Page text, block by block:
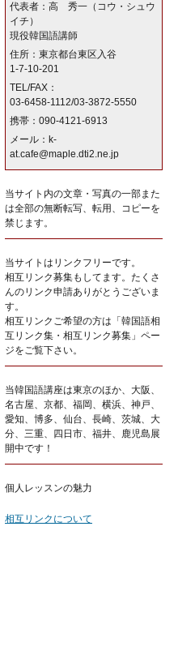
代表者：高 秀一（コウ・シュウ
イチ）
現役韓国語講師
住所：東京都台東区入谷
1-7-10-201
TEL/FAX：
03-6458-1112/03-3872-5550
携帯：090-4121-6913
メール：k-
at.cafe@maple.dti2.ne.jp
当サイト内の文章・写真の一部また
は全部の無断転写、転用、コピーを
禁じます。
当サイトはリンクフリーです。
相互リンク募集もしてます。たくさ
んのリンク申請ありがとうございま
す。
相互リンクご希望の方は「韓国語相
互リンク集・相互リンク募集」ペー
ジをご覧下さい。
当韓国語講座は東京のほか、大阪、
名古屋、京都、福岡、横浜、神戸、
愛知、博多、仙台、長崎、茨城、大
分、三重、四日市、福井、鹿児島展
開中です！
個人レッスンの魅力
相互リンクについて